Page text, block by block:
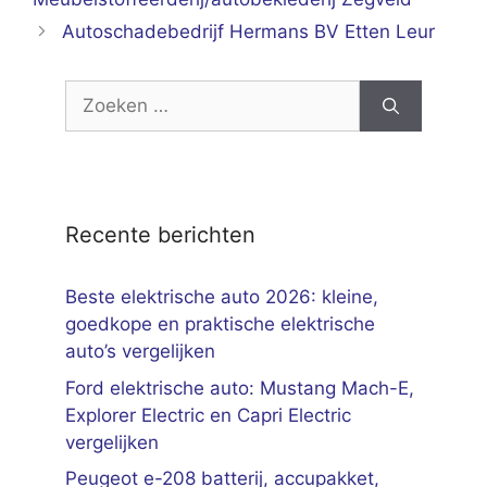
Autoschadebedrijf Hermans BV Etten Leur
Zoek
Recente berichten
Beste elektrische auto 2026: kleine,
goedkope en praktische elektrische
auto’s vergelijken
Ford elektrische auto: Mustang Mach-E,
Explorer Electric en Capri Electric
vergelijken
Peugeot e-208 batterij, accupakket,